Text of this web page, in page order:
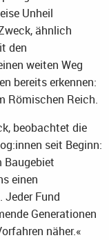
Unheil
ähnlich
den
weiten Weg
bereits erkennen:
Römischen Reich.
beobachtet die
seit Beginn:
Baugebiet
einen
Jeder Fund
Generationen
näher.«